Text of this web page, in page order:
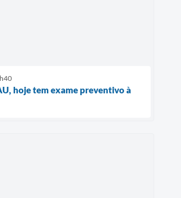
hoje tem exame preventivo à